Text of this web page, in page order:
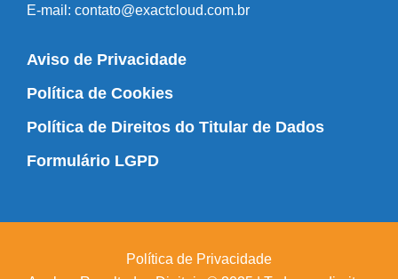
E-mail: contato@exactcloud.com.br
Aviso de Privacidade
Política de Cookies
Política de Direitos do Titular de Dados
Formulário LGPD
Política de Privacidade